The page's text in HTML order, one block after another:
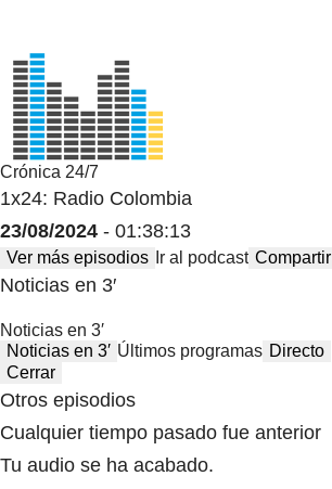
Crónica 24/7
1x24: Radio Colombia
23/08/2024 - 01:38:13
Ver más episodios Ir al podcast Compartir
Noticias en 3′
Noticias en 3′
Noticias en 3′ Últimos programas Directo
Cerrar
Otros episodios
Cualquier tiempo pasado fue anterior
Tu audio se ha acabado.